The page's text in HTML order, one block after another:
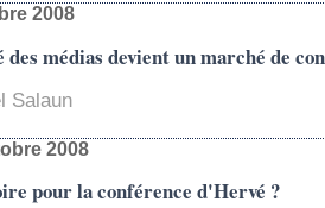
2008
médias devient un marché de
Salaun
2008
pour la conférence d'Hervé ?